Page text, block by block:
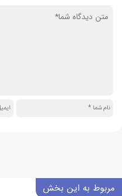
مربوط به این بخش